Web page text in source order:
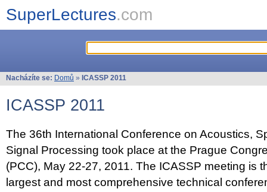
SuperLectures.com
Nacházíte se: Domů » ICASSP 2011
ICASSP 2011
The 36th International Conference on Acoustics,
Signal Processing took place at the Prague
(PCC), May 22-27, 2011. The ICASSP meeting is
largest and most comprehensive technical